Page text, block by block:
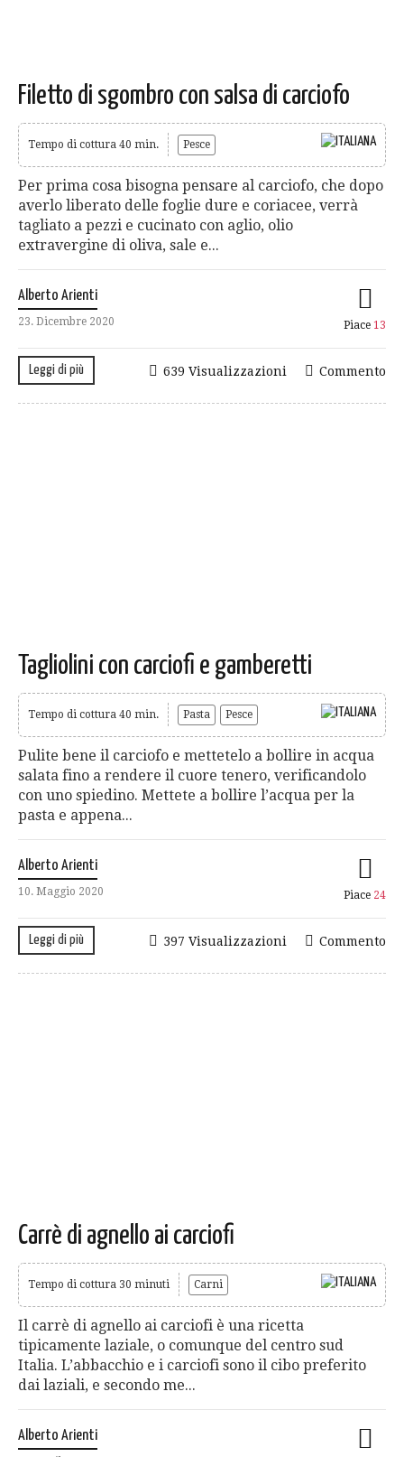
Filetto di sgombro con salsa di carciofo
Tempo di cottura 40 min. Pesce
Per prima cosa bisogna pensare al carciofo, che dopo
averlo liberato delle foglie dure e coriacee, verrà
tagliato a pezzi e cucinato con aglio, olio
extravergine di oliva, sale e...
Alberto Arienti
23. Dicembre 2020 Piace 13
Leggi di più Commento
639 Visualizzazioni
Tagliolini con carciofi e gamberetti
Tempo di cottura 40 min. Pasta Pesce
Pulite bene il carciofo e mettetelo a bollire in acqua
salata fino a rendere il cuore tenero, verificandolo
con uno spiedino. Mettete a bollire l’acqua per la
pasta e appena...
Alberto Arienti
10. Maggio 2020 Piace 24
Leggi di più Commento
397 Visualizzazioni
Carrè di agnello ai carciofi
Tempo di cottura 30 minuti Carni
Il carrè di agnello ai carciofi è una ricetta
tipicamente laziale, o comunque del centro sud
Italia. L’abbacchio e i carciofi sono il cibo preferito
dai laziali, e secondo me...
Alberto Arienti